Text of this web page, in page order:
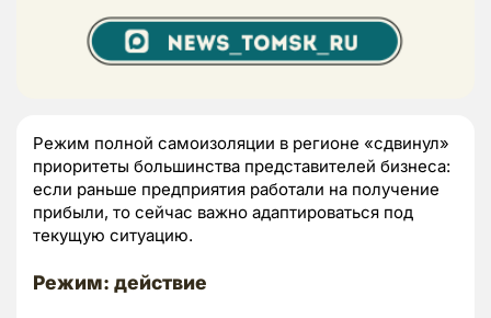
Режим полной самоизоляции в регионе «сдвинул»
приоритеты большинства представителей бизнеса:
если раньше предприятия работали на получение
прибыли, то сейчас важно адаптироваться под
текущую ситуацию.
Режим: действие